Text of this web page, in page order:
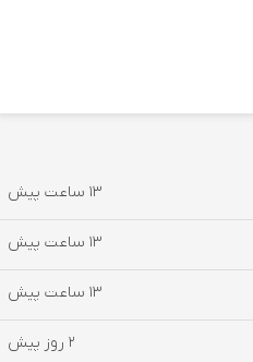
13 ساعت پیش
13 ساعت پیش
13 ساعت پیش
2 روز پیش